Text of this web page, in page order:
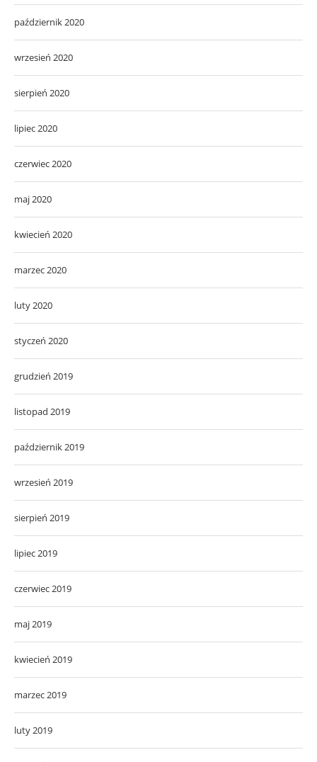
październik 2020
wrzesień 2020
sierpień 2020
lipiec 2020
czerwiec 2020
maj 2020
kwiecień 2020
marzec 2020
luty 2020
styczeń 2020
grudzień 2019
listopad 2019
październik 2019
wrzesień 2019
sierpień 2019
lipiec 2019
czerwiec 2019
maj 2019
kwiecień 2019
marzec 2019
luty 2019